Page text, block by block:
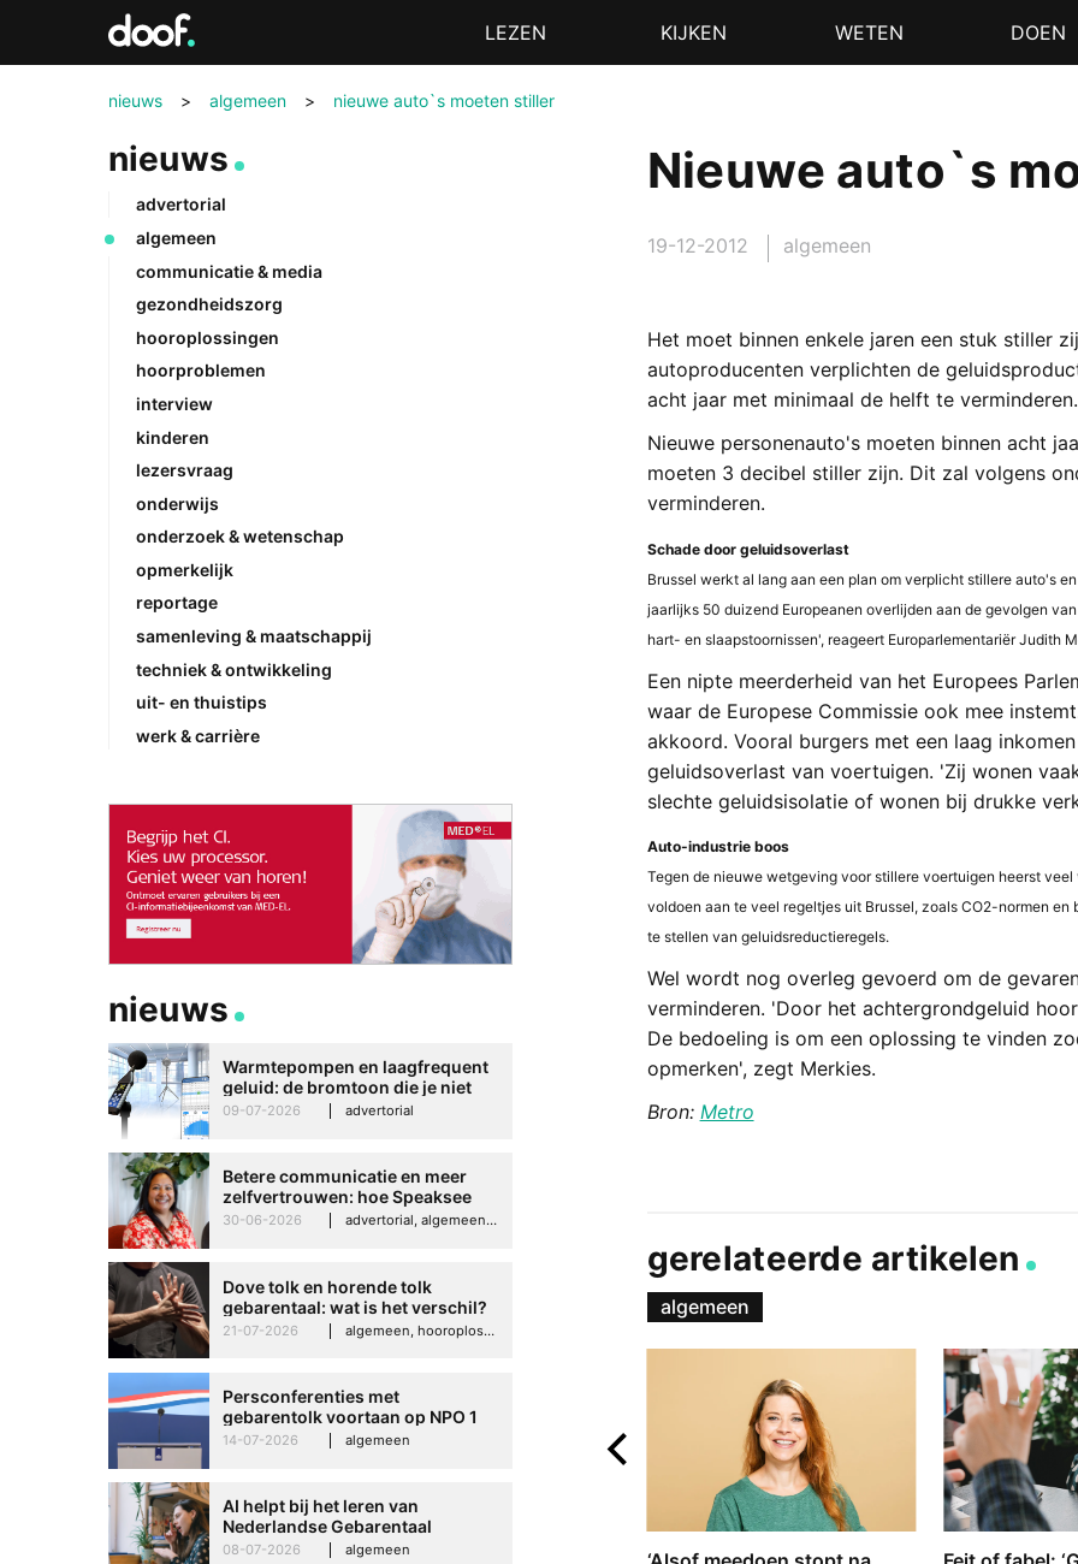
MenuLEZEN KIJKEN WETEN DOEN
nieuws > algemeen > nieuwe auto`s moeten stiller
Nieuwe auto`s
19-12-2012 algemeen
Het moet binnen enkele jaren een stuk stiller
autoproducenten verplichten de
acht jaar met minimaal de helft te verminderen.
Nieuwe personenauto's moeten binnen acht
moeten 3 decibel stiller zijn. Dit zal volgens
verminderen.
Schade door geluidsoverlast
Brussel werkt al lang aan een plan om verplicht stillere auto's
jaarlijks 50 duizend Europeanen overlijden aan de gevolgen
hart- en slaapstoornissen', reageert Europarlementariër Judith
Een nipte meerderheid van het Europees
waar de Europese Commissie ook mee
akkoord. Vooral burgers met een laag
geluidsoverlast van voertuigen. 'Zij wonen
slechte geluidsisolatie of wonen bij drukke
Auto-industrie boos
Tegen de nieuwe wetgeving voor stillere voertuigen heerst
voldoen aan te veel regeltjes uit Brussel, zoals CO2-normen
te stellen van geluidsreductieregels.
Wel wordt nog overleg gevoerd om de
verminderen. 'Door het achtergrondgeluid
De bedoeling is om een oplossing te vinden
opmerken', zegt Merkies.
Bron: Metro
gerelateerde artikelen
algemeen
nieuws
advertorial
algemeen
communicatie & media
gezondheidszorg
hooroplossingen
hoorproblemen
interview
kinderen
lezersvraag
onderwijs
onderzoek & wetenschap
opmerkelijk
reportage
samenleving & maatschappij
techniek & ontwikkeling
uit- en thuistips
werk & carrière
nieuws
Warmtepompen en laagfrequent
geluid: de bromtoon die je niet
kunt negeren
09-07-2026 advertorial
Betere communicatie en meer
zelfvertrouwen: hoe Speaksee
Imelda helpt om te groeien in
30-06-2026 advertorial, algemeen, hooroplossingen, interview
Dove tolk en horende tolk
gebarentaal: wat is het verschil?
21-07-2026 algemeen, hooroplossingen, hoorproblemen, samenleving & maatschappij
Persconferenties met
gebarentolk voortaan op NPO 1
Extra
14-07-2026 algemeen
AI helpt bij het leren van
Nederlandse Gebarentaal
08-07-2026 algemeen
Doof.nl